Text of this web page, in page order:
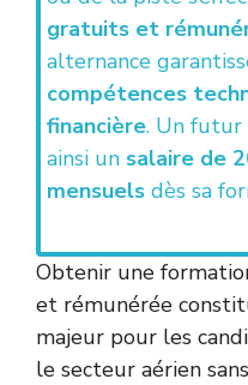
gratuits et
alternance
compétences
financière. Un futur
ainsi un salaire de
mensuels dès sa
Obtenir une
et rémunérée
majeur pour les
le secteur aérien